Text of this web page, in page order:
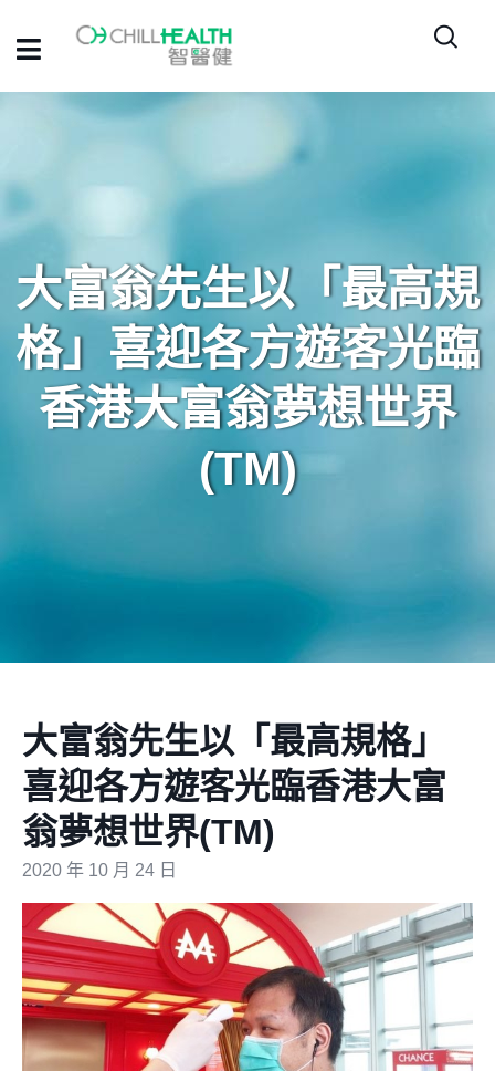
大富翁先生以「最高規
格」喜迎各方遊客光臨
香港大富翁夢想世界
(TM)
大富翁先生以「最高規格」
喜迎各方遊客光臨香港大富
翁夢想世界(TM)
2020 年 10 月 24 日